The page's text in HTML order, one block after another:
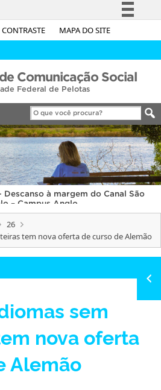
CONTRASTE MAPA DO SITE
Simplifique!
Acesso à informação
Legislação
Canais
Comunicação Social
Federal de Pelotas
Descanso à margem do Canal São
– Campus Anglo
26
tem nova oferta de curso de Alemão
sem
nova oferta
Alemão